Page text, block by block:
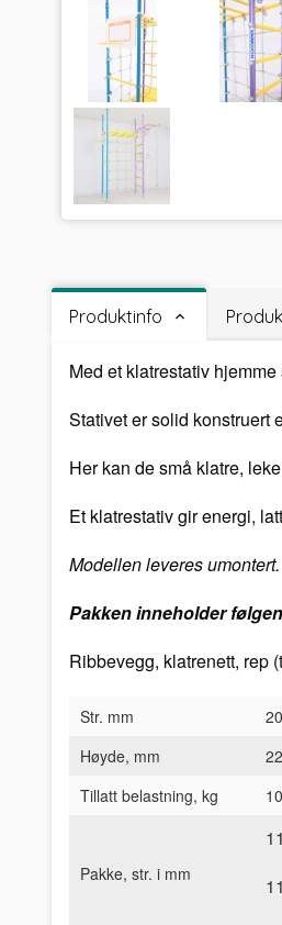
Produktinfo
Med et klatrestativ
Stativet er solid konstruert
Her kan de små klatre,
Et klatrestativ girenergi,
Modellen leveres umontert.
Pakken inneholder
Ribbevegg, klatrenett, rep
Str. mm
Høyde, mm
Tillatt belastning, kg
Pakke, str. i mm